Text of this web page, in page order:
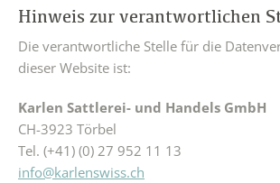
Hinweis zur verantwortlichen
Die verantwortliche Stelle für die
dieser Website ist:
Karlen Sattlerei- und Handels GmbH
CH-3923 Törbel
Tel. (+41) (0) 27 952 11 13
info@karlenswiss.ch